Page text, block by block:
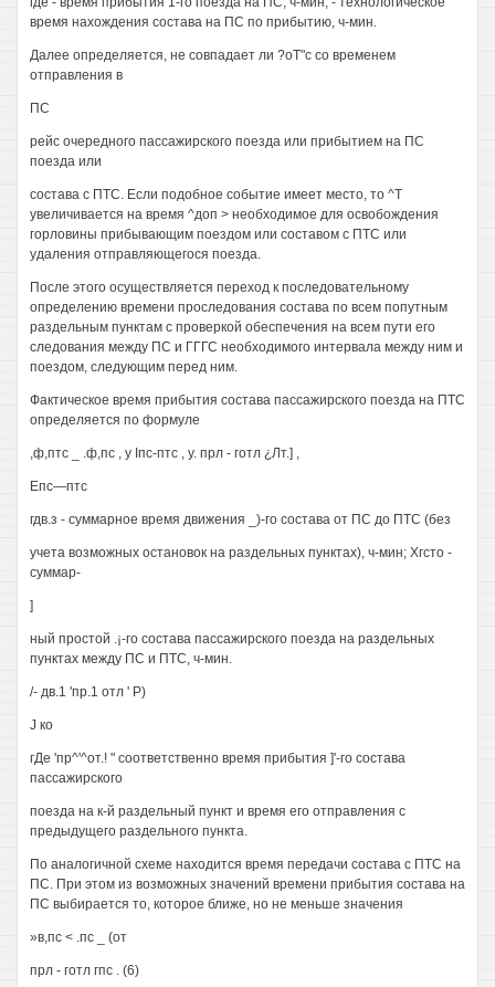
время нахождения состава на ПС по прибытию, ч-мин.
Далее определяется, не совпадает ли ?оТ"с со временем
отправления в
ПС
рейс очередного пассажирского поезда или прибытием на ПС
поезда или
состава с ПТС. Если подобное событие имеет место, то ^Т
увеличивается на время ^доп > необходимое для освобождения
горловины прибывающим поездом или составом с ПТС или
удаления отправляющегося поезда.
После этого осуществляется переход к последовательному
определению времени проследования состава по всем попутным
раздельным пунктам с проверкой обеспечения на всем пути его
следования между ПС и ГГГС необходимого интервала между ним и
поездом, следующим перед ним.
Фактическое время прибытия состава пассажирского поезда на ПТС
определяется по формуле
,ф,птс _ .ф,пс , у Iпс-птс , у. прл - готл ¿Лт.] ,
Епс—птс
гдв.з - суммарное время движения _)-го состава от ПС до ПТС (без
учета возможных остановок на раздельных пунктах), ч-мин; Хгсто -
суммар-
]
ный простой .¡-го состава пассажирского поезда на раздельных
пунктах между ПС и ПТС, ч-мин.
/- дв.1 'пр.1 отл ' Р)
J ко
гДе 'пр^'^от.! " соответственно время прибытия ]'-го состава
пассажирского
поезда на к-й раздельный пункт и время его отправления с
предыдущего раздельного пункта.
По аналогичной схеме находится время передачи состава с ПТС на
ПС. При этом из возможных значений времени прибытия состава на
ПС выбирается то, которое ближе, но не меньше значения
»в,пс < .пс _ (от
прл - готл гпс . (6)